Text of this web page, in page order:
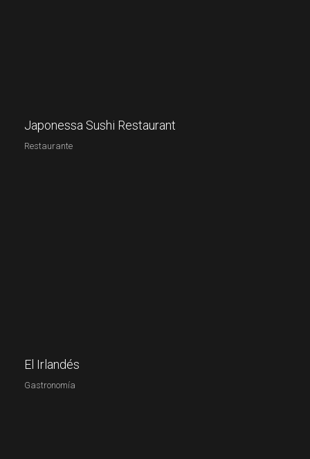
Japonessa Sushi Restaurant
Restaurante
El Irlandés
Gastronomía